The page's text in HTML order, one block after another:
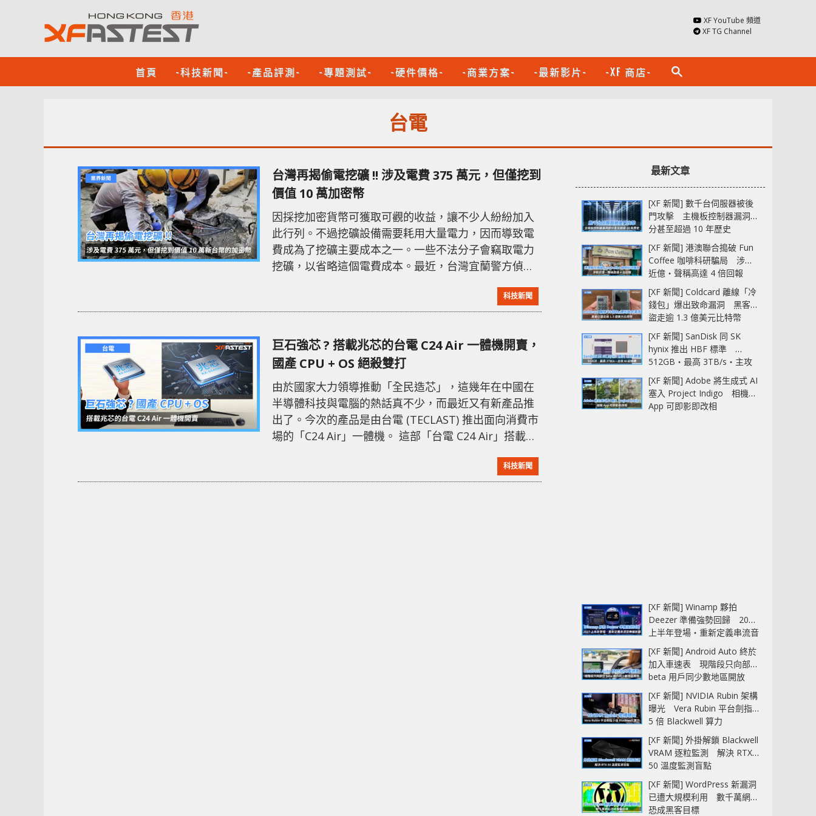
XF YouTube 頻道
XF TG Channel
首頁 -科技新聞- -產品評測- -專題測試- -硬件價格- -商業方案- -最新影片- -XF 商店- search
台電
台灣再揭偷電挖礦 !! 涉及電費 375 萬元，但僅挖到
價值 10 萬加密幣
因採挖加密貨幣可獲取可觀的收益，讓不少人紛紛加入
此行列。不過挖礦設備需要耗用大量電力，因而導致電
費成為了挖礦主要成本之一。一些不法分子會竊取電力
挖礦，以省略這個電費成本。最近，台灣宜蘭警方偵破
萬度電，台電初步估算損失至少 375 萬新台幣。經調查
太幣等虛擬貨幣牟利，並由上年 7 月起，以宜蘭縣頭城
鎮洗車廠為掩護設立礦場，偷接臺電的
科技新聞
巨石強芯 ? 搭載兆芯的台電 C24 Air 一體機開賣，
國產 CPU + OS 絕殺雙打
由於國家大力領導推動「全民造芯」，這幾年在中國在
半導體科技與電腦的熱話真不少，而最近又有新產品推
出了。今次的產品是由台電 (TECLAST) 推出面向消費市
場的「C24 Air」一體機。 這部「台電 C24 Air」搭載兆
RAM、256GB SSD，並可載中國產的操作系統，售價為
2,699 人民幣，並已上架發售。兆芯開先 KX-6640MA 處
科技新聞
最新文章
[XF 新聞] 數千台伺服器被後
門攻擊 主機板控制器漏洞部
分甚至超過 10 年歷史
[XF 新聞] 港澳聯合搗破 Fun
Coffee 咖啡科研騙局 涉款
近億‧聲稱高達 4 倍回報
[XF 新聞] Coldcard 離線「冷
錢包」爆出致命漏洞 黑客已
盜走逾 1.3 億美元比特幣
[XF 新聞] SanDisk 同 SK
hynix 推出 HBF 標準
512GB‧最高 3TB/s‧主攻
AI 記憶體
[XF 新聞] Adobe 將生成式 AI
塞入 Project Indigo 相機
App 可即影即改相
[XF 新聞] Winamp 夥拍
Deezer 準備強勢回歸 2027
上半年登場‧重新定義串流音
樂播放器
[XF 新聞] Android Auto 終於
加入車速表 現階段只向部分
beta 用戶同少數地區開放
[XF 新聞] NVIDIA Rubin 架構
曝光 Vera Rubin 平台劍指
5 倍 Blackwell 算力
[XF 新聞] 外掛解鎖 Blackwell
VRAM 逐粒監測 解決 RTX
50 溫度監測盲點
[XF 新聞] WordPress 新漏洞
已遭大規模利用 數千萬網站
恐成黑客目標